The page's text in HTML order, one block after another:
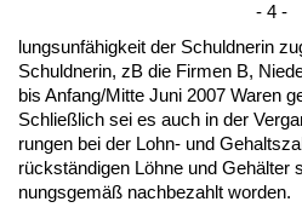
- 4 -
lungs­unfähig­keit der Schuld­ne­rin
Schuld­ne­rin, zB die Fir­men B,
bis An­fang/Mit­te Ju­ni 2007 Wa­ren
Sch­ließlich sei es auch in der
run­gen bei der Lohn- und
rückständi­gen Löhne und Gehälter
nungs­gemäß nach­be­zahlt wor­den.